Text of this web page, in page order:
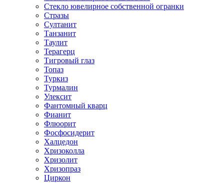
Стекло ювелирное собственной огранки
Стразы
Султанит
Танзанит
Таулит
Терагерц
Тигровый глаз
Топаз
Туркиз
Турмалин
Улексит
Фантомный кварц
Фианит
Флюорит
Фосфосидерит
Халцедон
Хризоколла
Хризолит
Хризопраз
Циркон